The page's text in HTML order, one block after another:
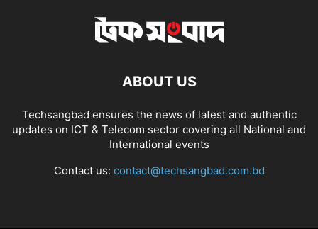
ABOUT US
Techsangbad ensures the news of latest and authentic
updates on ICT & Telecom sector covering all National and
International events
Contact us: contact@techsangbad.com.bd